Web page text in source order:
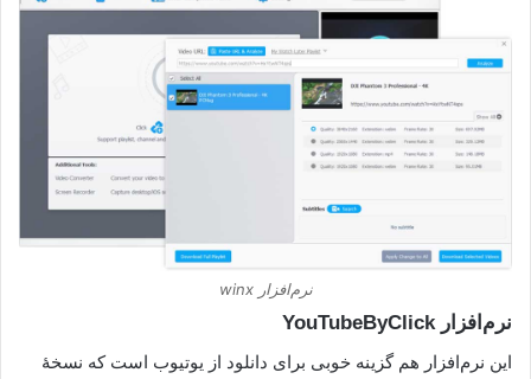
نرم‌افزار winx
نرم‌افزار YouTubeByClick
این نرم‌افزار هم گزینه خوبی برای دانلود از یوتیوب است که نسخهٔ